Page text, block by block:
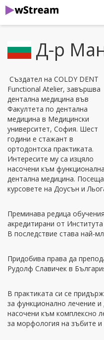
Д-р
Създател на COLDY DENT
Functional Atelier, завършва
дентална медицина във
Факултета по дентална
медицина в Медицински
университет, София. Шест
години е стажант в
ортодонтска практиката.
Интересите му са изцяло
насочени към
дентална медицина.
курсовете на Доусън и
Преминава редица обучения
акредитирани от
В последствие става най-
Придобива права да
Рудолф Славичек в
В практиката си се
за функционално лечение
насочени към комплексно
за морфология на зъбите